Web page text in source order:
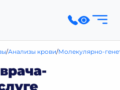
Анализы крови Молекулярно-